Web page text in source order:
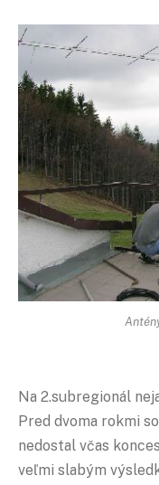
Na 2.subregionál
Pred dvoma rokmi
nedostal včas
veľmi slabým